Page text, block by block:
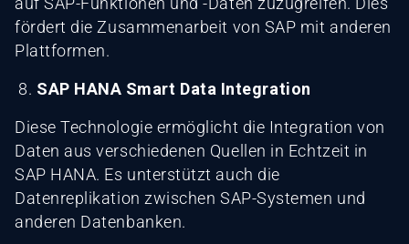
fördert die Zusammenarbeit von SAP mit anderen
Plattformen.
SAP HANA Smart Data Integration
Diese Technologie ermöglicht die Integration von
Daten aus verschiedenen Quellen in Echtzeit in
SAP HANA. Es unterstützt auch die
Datenreplikation zwischen SAP-Systemen und
anderen Datenbanken.